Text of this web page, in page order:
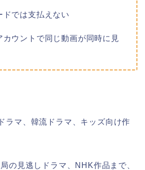
ドでは支払えない
カウントで同じ動画が同時に見
ラマ、韓流ドラマ、キッズ向け作
の見逃しドラマ、NHK作品まで、